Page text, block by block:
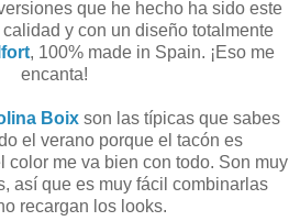
que he hecho ha sido este
y con un diseño totalmente
, 100% made in Spain. ¡Eso me
encanta!
Boixson las típicas que sabes
el verano porque el tacón es
color me va bien con todo. Son muy
así que es muy fácil combinarlas
recargan los looks.